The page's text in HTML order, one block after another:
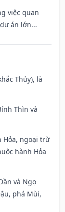
việc quan
án lớn...
Thủy), là
Thìn và
Hỏa, ngoại trừ
hành Hỏa
và Ngọ
phá Mùi,